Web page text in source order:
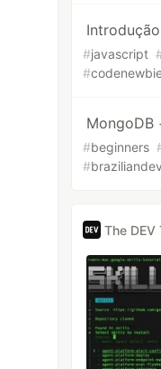
#javascript
#
MongoDB
#beginners
#
The DEV